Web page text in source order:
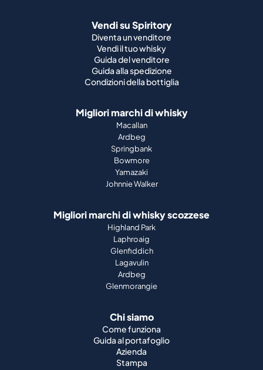
Vendi su Spiritory
Diventa un venditore
Vendi il tuo whisky
Guida del venditore
Guida alla spedizione
Condizioni della bottiglia
Migliori marchi di whisky
Macallan
Ardbeg
Springbank
Bowmore
Yamazaki
Johnnie Walker
Migliori marchi di whisky scozzese
Highland Park
Laphroaig
Glenfiddich
Lagavulin
Ardbeg
Glenmorangie
Chi siamo
Come funziona
Guida al portafoglio
Azienda
Stampa